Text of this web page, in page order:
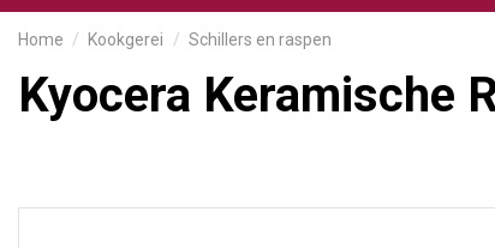
Home Kookgerei Schillers en raspen
Kyocera Keramische